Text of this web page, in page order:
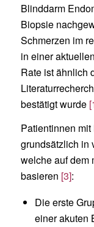
Blinddarm
Biopsie
Schmerzen im
in einer
Rate ist ähnlich
bestätigt wurde
Patientinnen
grundsätzlich in
welche auf dem
basieren [3]:
Die erste
einer akuten